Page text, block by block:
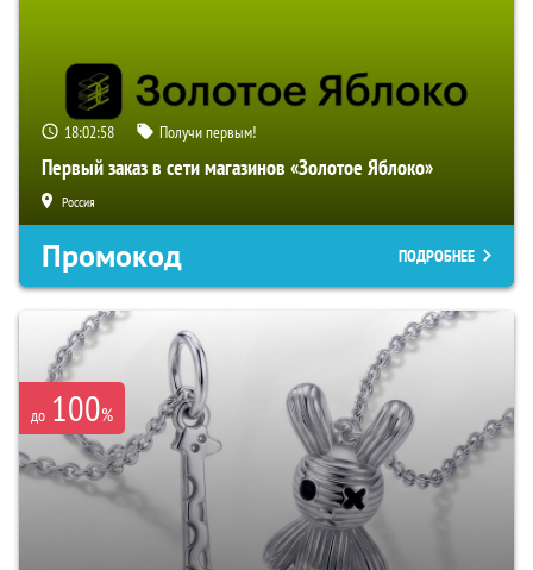
18:02:57 Получи первым!
Первый заказ в сети магазинов «Золотое Яблоко»
Россия
Промокод ПОДРОБНЕЕ
до 100%